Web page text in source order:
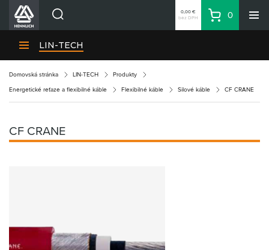
Divízie HENNLICH
Kariéra
Kontakty
Partner Zone
0,00 €
bez DPH
Košík
0
LIN-TECH
Domovská stránka LIN-TECH Produkty
Energetické reťaze a flexibilné káble Flexibilné káble Silové káble CF CRANE
CF CRANE